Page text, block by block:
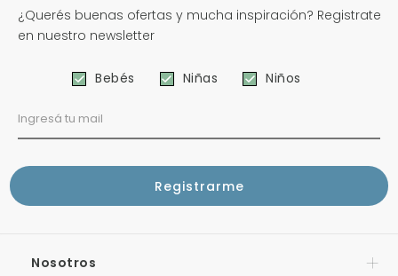
¿Querés buenas ofertas y mucha inspiración? Registrate
en nuestro newsletter
Bebés Niñas Niños
Nosotros